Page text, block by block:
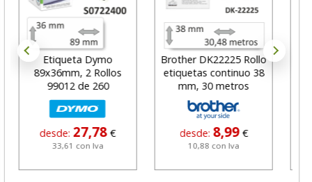
Etiqueta Dymo
89x36mm, 2 Rollos
99012 de 260
pegatinas
desde:27,78 €
33,61 con Iva
Brother DK22225 Rollo
etiquetas continuo 38
mm, 30 metros
desde:8,99 €
10,88 con Iva